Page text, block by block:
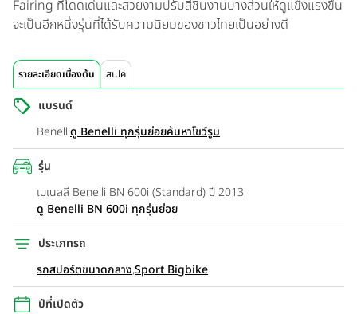
Fairing ที่โดดเด่นและสวยงามปรับสีชิ้นงานบางส่วนให้ดูแข็งแรงขึ้น
จะเป็นอีกหนึ่งรุ่นที่ได้รับความนิยมของชาวไทยเป็นอย่างดี
รายละเอียดเบื้องต้น สเปค
แบรนด์
Benelliดู Benelli ทุกรุ่นย่อยค้นหาโชว์รูม
รุ่น
เบเนลลี Benelli BN 600i (Standard) ปี 2013
ดู Benelli BN 600i ทุกรุ่นย่อย
ประเภทรถ
รถสปอร์ตขนาดกลาง,Sport Bigbike
ปีที่เปิดตัว